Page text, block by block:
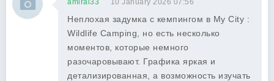
amiral33 10 January 2026 07:56
Неплохая задумка с кемпингом в My City :
Wildlife Camping, но есть несколько
моментов, которые немного
разочаровывают. Графика яркая и
детализированная, а возможность изучать